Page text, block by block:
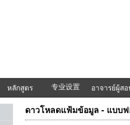
หลักสูตร 专业设置 อาจารย์ผู้ส
ดาวโหลดแฟ้มข้อมูล - แบบ